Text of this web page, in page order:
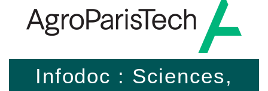
Infodoc : Sciences,